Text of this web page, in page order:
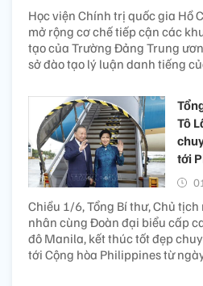
Học viện Chính trị quốc gia Hồ
mở rộng cơ chế tiếp cận các
tạo của Trường Đảng Trung
sở đào tạo lý luận danh tiếng
Tô
tới
Chiều 1/6, Tổng Bí thư, Chủ tịch
nhân cùng Đoàn đại biểu cấp
đô Manila, kết thúc tốt đẹp
tới Cộng hòa Philippines từ